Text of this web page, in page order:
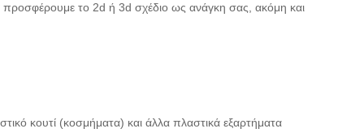
το 2d ή 3d σχέδιο ως ανάγκη σας, ακόμη και
κουτί (κοσμήματα) και άλλα πλαστικά εξαρτήματα